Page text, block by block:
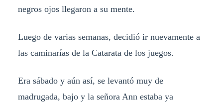
negros ojos llegaron a su mente.
Luego de varias semanas, decidió ir nuevamente a
las caminarías de la Catarata de los juegos.
Era sábado y aún así, se levantó muy de
madrugada, bajo y la señora Ann estaba ya